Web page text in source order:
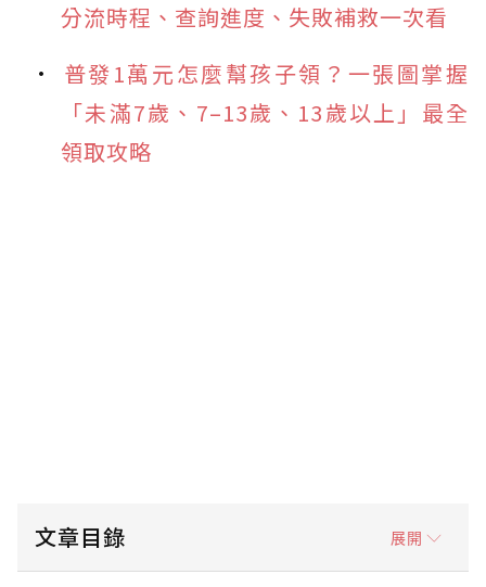
分流時程、查詢進度、失敗補救一次看
普發1萬元怎麼幫孩子領？一張圖掌握
「未滿7歲、7–13歲、13歲以上」最全
領取攻略
文章目錄 展開